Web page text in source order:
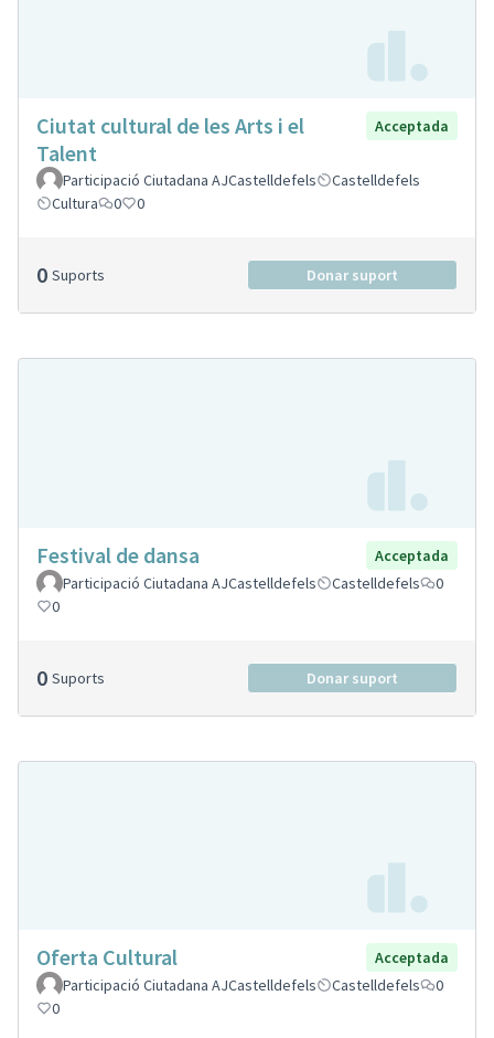
Ciutat cultural de les Arts i el
Talent
Acceptada
Participació Ciutadana AJCastelldefels
Castelldefels
Cultura
0 0
0 Suports Donar suport
Festival de dansa
Acceptada
Participació Ciutadana AJCastelldefels
Castelldefels
0
0
0 Suports Donar suport
Oferta Cultural
Acceptada
Participació Ciutadana AJCastelldefels
Castelldefels
0
0